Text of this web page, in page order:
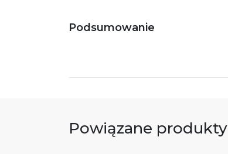
Podsumowanie
Powiązane produkty